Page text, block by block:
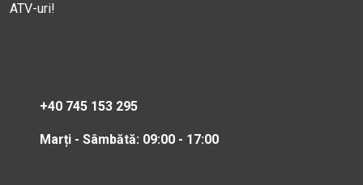
ATV-uri!
+40 745 153 295
Marți - Sâmbătă: 09:00 - 17:00